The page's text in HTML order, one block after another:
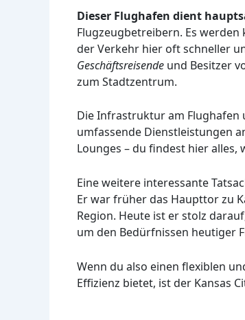
Dieser Flughafen dient
Flugzeugbetreibern. Es
der Verkehr hier oft schneller
Geschäftsreisende und Besitzer
zum Stadtzentrum.
Die Infrastruktur am Flughafen
umfassende Dienstleistungen
Lounges – du findest hier
Eine weitere interessante
Er war früher das Haupttor zu
Region. Heute ist er stolz
um den Bedürfnissen heutiger
Wenn du also einen flexiblen
Effizienz bietet, ist der Kansas